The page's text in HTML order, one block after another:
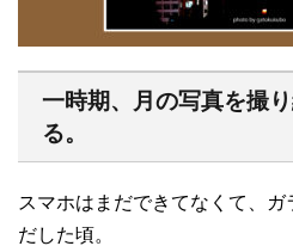
一時期、月の写真を撮
る。
スマホはまだできてなくて、
だした頃。